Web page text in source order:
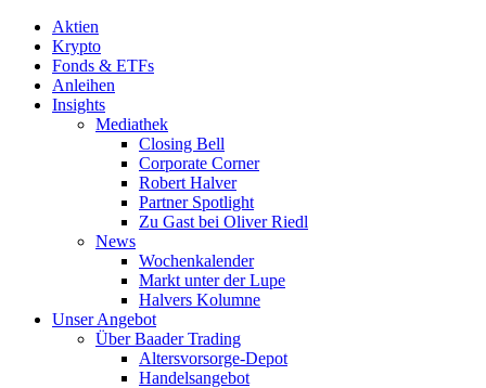
Aktien
Krypto
Fonds & ETFs
Anleihen
Insights
Mediathek
Closing Bell
Corporate Corner
Robert Halver
Partner Spotlight
Zu Gast bei Oliver Riedl
News
Wochenkalender
Markt unter der Lupe
Halvers Kolumne
Unser Angebot
Über Baader Trading
Altersvorsorge-Depot
Handelsangebot